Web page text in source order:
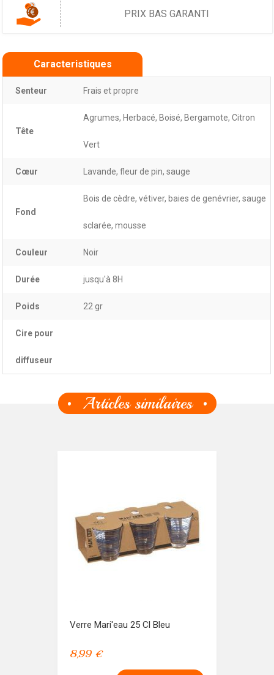
PRIX BAS GARANTI
Caracteristiques
Senteur Frais et propre
Tête
Agrumes, Herbacé, Boisé, Bergamote, Citron
Vert
Cœur Lavande, fleur de pin, sauge
Fond
Bois de cèdre, vétiver, baies de genévrier, sauge
sclarée, mousse
Couleur Noir
Durée jusqu'à 8H
Poids 22 gr
Cire pour
diffuseur
Articles similaires
Verre Mari'eau 25 Cl Bleu
8,99 €